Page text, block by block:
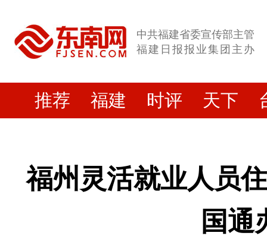
中共福建省委宣传部主管
福建日报报业集团主办
推荐 福建 时评 天下
福州灵活就业人员
国通